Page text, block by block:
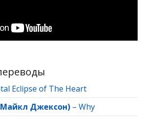
Eclipse of The Heart
Джексон) – Why